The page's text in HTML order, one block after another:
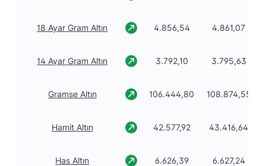
18 Ayar Gram Altın 4.856,54 4.861,07
14 Ayar Gram Altın 3.792,10 3.795,63
Gramse Altın 106.444,80 108.874,55
Hamit Altın 42.577,92 43.416,64
Has Altın 6.626,39 6.627,24